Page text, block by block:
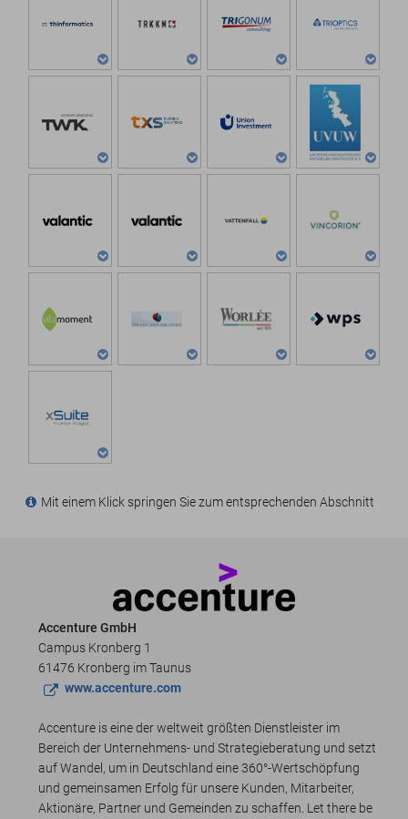
Mit einem Klick springen Sie zum entsprechenden Abschnitt
Accenture GmbH
Campus Kronberg 1
61476 Kronberg im Taunus
www.accenture.com
Accenture is eine der weltweit größten Dienstleister im
Bereich der Unternehmens- und Strategieberatung und setzt
auf Wandel, um in Deutschland eine 360°-Wertschöpfung
und gemeinsamen Erfolg für unsere Kunden, Mitarbeiter,
Aktionäre, Partner und Gemeinden zu schaffen. Let there be